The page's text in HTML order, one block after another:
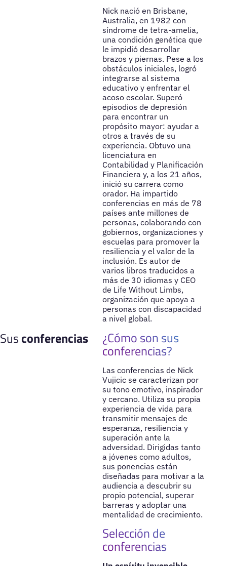
Nick nació en Brisbane,
Australia, en 1982 con
síndrome de tetra-amelia,
una condición genética que
le impidió desarrollar
brazos y piernas. Pese a los
obstáculos iniciales, logró
integrarse al sistema
educativo y enfrentar el
acoso escolar. Superó
episodios de depresión
para encontrar un
propósito mayor: ayudar a
otros a través de su
experiencia. Obtuvo una
licenciatura en
Contabilidad y Planificación
Financiera y, a los 21 años,
inició su carrera como
orador. Ha impartido
conferencias en más de 78
países ante millones de
personas, colaborando con
gobiernos, organizaciones y
escuelas para promover la
resiliencia y el valor de la
inclusión. Es autor de
varios libros traducidos a
más de 30 idiomas y CEO
de Life Without Limbs,
organización que apoya a
personas con discapacidad
a nivel global.
Susconferencias ¿Cómo son sus
conferencias?
Las conferencias de Nick
Vujicic se caracterizan por
su tono emotivo, inspirador
y cercano. Utiliza su propia
experiencia de vida para
transmitir mensajes de
esperanza, resiliencia y
superación ante la
adversidad. Dirigidas tanto
a jóvenes como adultos,
sus ponencias están
diseñadas para motivar a la
audiencia a descubrir su
propio potencial, superar
barreras y adoptar una
mentalidad de crecimiento.
Selección de
conferencias